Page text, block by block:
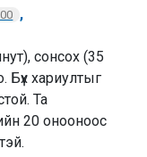
,
сонсох (35
Бүх хариултыг
Та
20 онооноос